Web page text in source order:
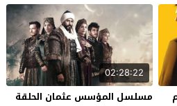
02:28:22
مسلسل المؤسس عثمان الحلقة